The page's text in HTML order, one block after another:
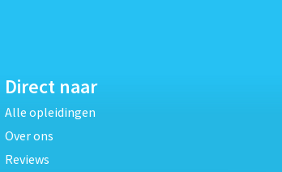
Direct naar
Alle opleidingen
Over ons
Reviews